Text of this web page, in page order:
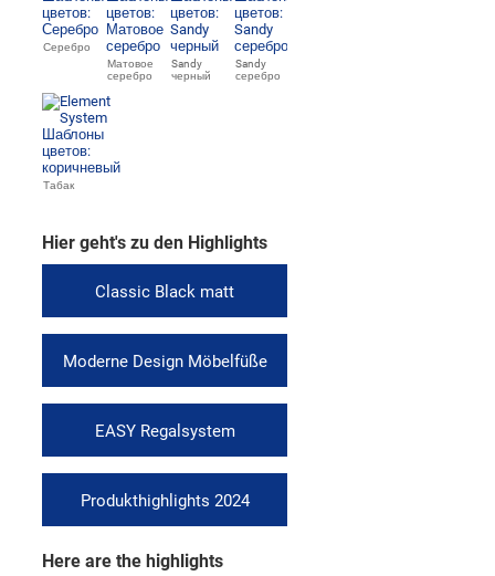
Серебро
Матовое
серебро
Sandy
черный
Sandy
серебро
Табак
Hier geht's zu den Highlights
Classic Black matt
Moderne Design Möbelfüße
EASY Regalsystem
Produkthighlights 2024
Here are the highlights